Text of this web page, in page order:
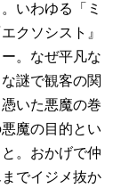
いわゆる「ミ
クソシスト』
。なぜ平凡な
謎で観客の関
いた悪魔の巻
魔の目的とい
。おかげで仲
でイジメ抜か